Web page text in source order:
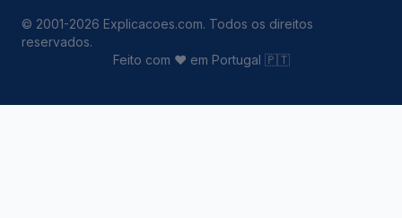
© 2001-2026 Explicacoes.com. Todos os direitos
reservados.
Feito com ❤️ em Portugal 🇵🇹